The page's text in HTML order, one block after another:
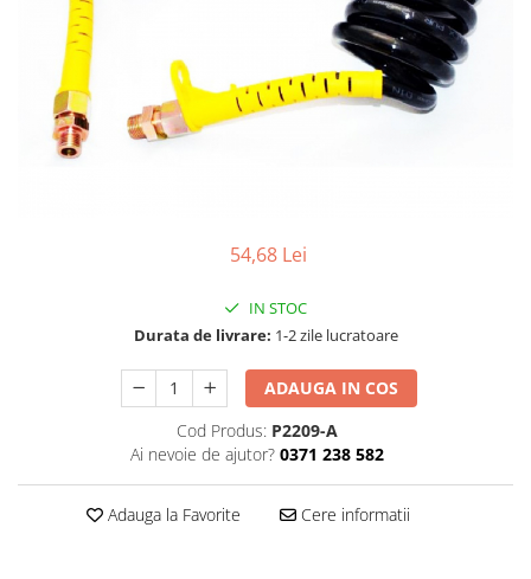
Mercedes Actros
Mercedes Actros MP2
Mercedes Actros MP3
Mercedes Actros MP4, MP5
Scania R S G P Next Generation
Volvo Aero
Volvo FH 2 Euro 4
54,68 Lei
IN STOC
Durata de livrare: 1-2 zile lucratoare
ADAUGA IN COS
Cod Produs: P2209-A
Ai nevoie de ajutor? 0371 238 582
Adauga la Favorite Cere informatii